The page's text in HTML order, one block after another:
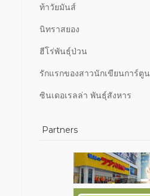
ท้าวัยมันส์
นิทราสยอง
ฮีโร่พันธุ์ป่วน
รักแรกของสาวนักเขียนการ์ตูน
ซินเดอเรลล่า พันธุ์สังหาร
Partners